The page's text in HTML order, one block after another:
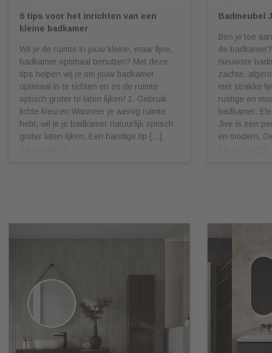
6 tips voor het inrichten van een
kleine badkamer
Wil je de ruimte in jouw kleine, maar fijne,
badkamer optimaal benutten? Met deze
tips helpen wij je om jouw badkamer
optimaal in te richten en zo de ruimte
optisch groter te laten lijken! 1. Gebruik
lichte kleuren Wanneer je weinig ruimte
hebt, wil je je badkamer natuurlijk optisch
groter laten lijken. Een handige tip […]
Badmeubel
Ben je toe
de
nieuwste
zachte,
met strakke
rustige en
badkamer.
Jive is een
en modern.